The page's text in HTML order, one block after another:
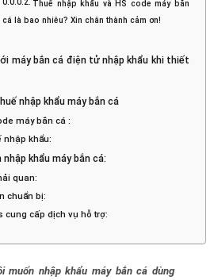
Thuế nhập khẩu và HS code máy bắn
cá là bao nhiêu? Xin chân thành cảm ơn!
máy bắn cá điện tử nhập khẩu khi thiết
nhập khẩu máy bắn cá
máy bắn cá :
nhập khẩu:
khẩu máy bắn cá:
quan:
chuẩn bị:
cung cấp dịch vụ hỗ trợ:
muốn nhập khẩu máy bắn cá dùng